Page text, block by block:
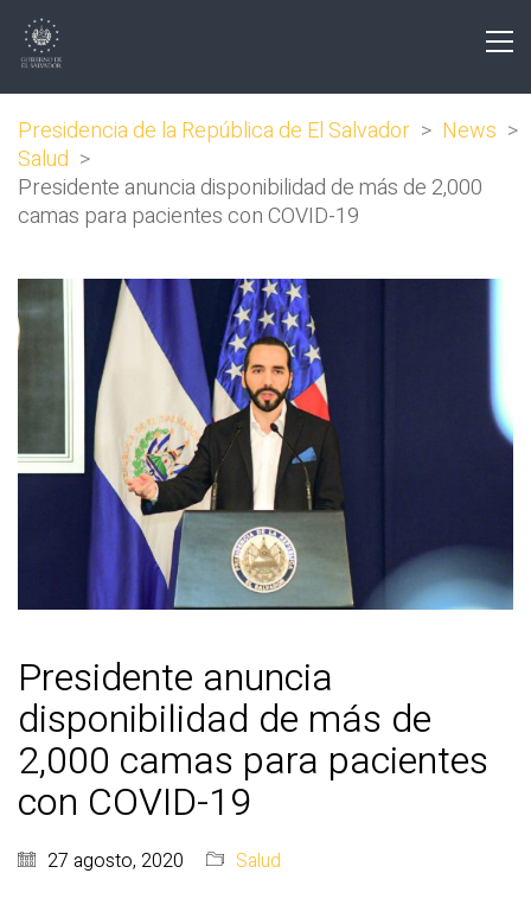
Presidencia de la República de El Salvador > News >
Salud >
Presidente anuncia disponibilidad de más de 2,000
camas para pacientes con COVID-19
Presidente anuncia
disponibilidad de más de
2,000 camas para pacientes
con COVID-19
27 agosto, 2020 Salud